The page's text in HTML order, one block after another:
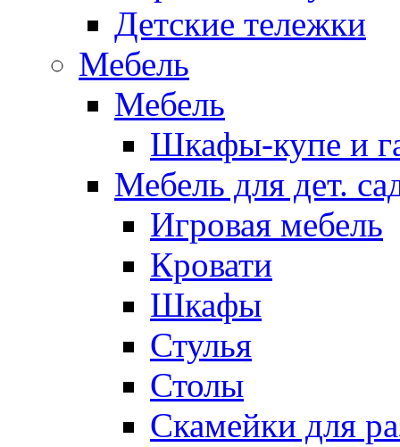
Детские тележки
Мебель
Мебель
Шкафы-купе и
Мебель для дет.
Игровая мебель
Кровати
Шкафы
Стулья
Столы
Скамейки для